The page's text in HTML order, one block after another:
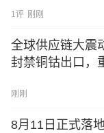
1评 刚刚
全球供应链大震
封禁铜钴出口，
刚刚
8月11日正式落